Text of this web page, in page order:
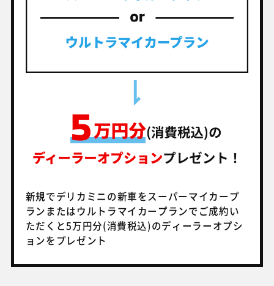
新規でデリカミニの新車を スーパーマイカープ
ランまたはウルトラマイカープランでご成約い
ただくと5万円分(消費税込)のディーラーオプシ
ョンをプレゼント